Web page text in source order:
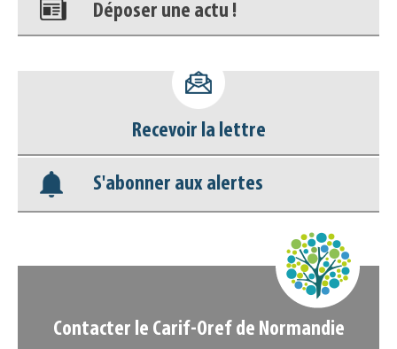
Déposer une actu !
déconnecter)
Base documentaire
Nos veilles Scoop.it
Recevoir la lettre
S'abonner aux alertes
Contacter le Carif-Oref de Normandie